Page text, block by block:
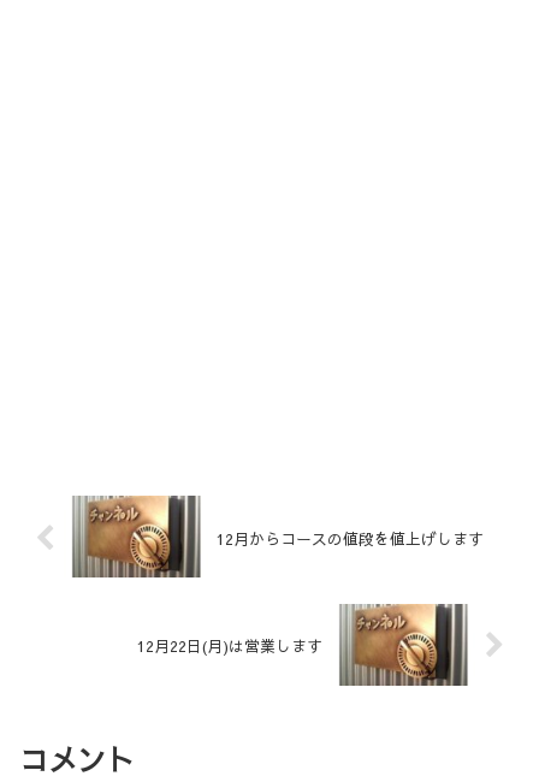
12月からコースの値段を値上げします
12月22日(月)は営業します
コメント